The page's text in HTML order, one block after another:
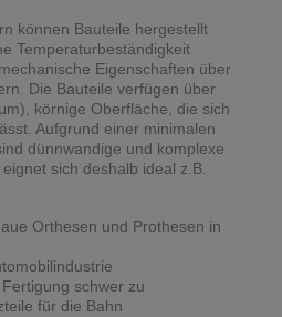
können Bauteile hergestellt
Temperaturbeständigkeit
Eigenschaften über
Die Bauteile verfügen über
körnige Oberfläche, die sich
Aufgrund einer minimalen
dünnwandige und komplexe
sich deshalb ideal z.B.
Orthesen und Prothesen in
schwer zu
für die Bahn